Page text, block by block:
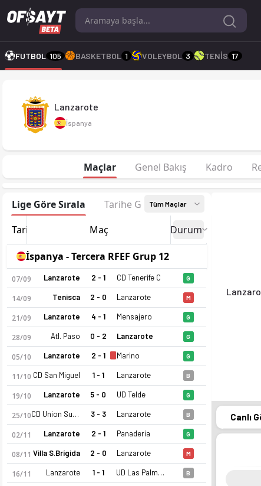
Lanzarote 25-26 sezonu | Tercera RFEF Grup 12'de 9.
FUTBOL 105 BASKETBOL 1 VOLEYBOL 3 TENİS 17
Lanzarote
İspanya
Maçlar Genel Bakış Kadro
Lige Göre Sırala Tarihe Göre Sırala
Tüm Maçlar
Tarih Maç Durum
İspanya - Tercera RFEF Grup 12
07/09 Lanzarote 2 - 1 CD Tenerife C G
14/09 Tenisca 2 - 0 Lanzarote M
21/09 Lanzarote 4 - 1 Mensajero G
28/09 Atl. Paso 0 - 2 Lanzarote G
05/10 Lanzarote 2 - 1 Marino G
11/10 CD San Miguel 1 - 1 Lanzarote B
19/10 Lanzarote 5 - 0 UD Telde G
25/10 CD Union Sur Yaiza 3 - 3 Lanzarote B
02/11 Lanzarote 2 - 1 Panaderia G
08/11 Villa S.Brígida 2 - 0 Lanzarote M
16/11 Lanzarote 1 - 1 UD Las Palmas C B
Canlı